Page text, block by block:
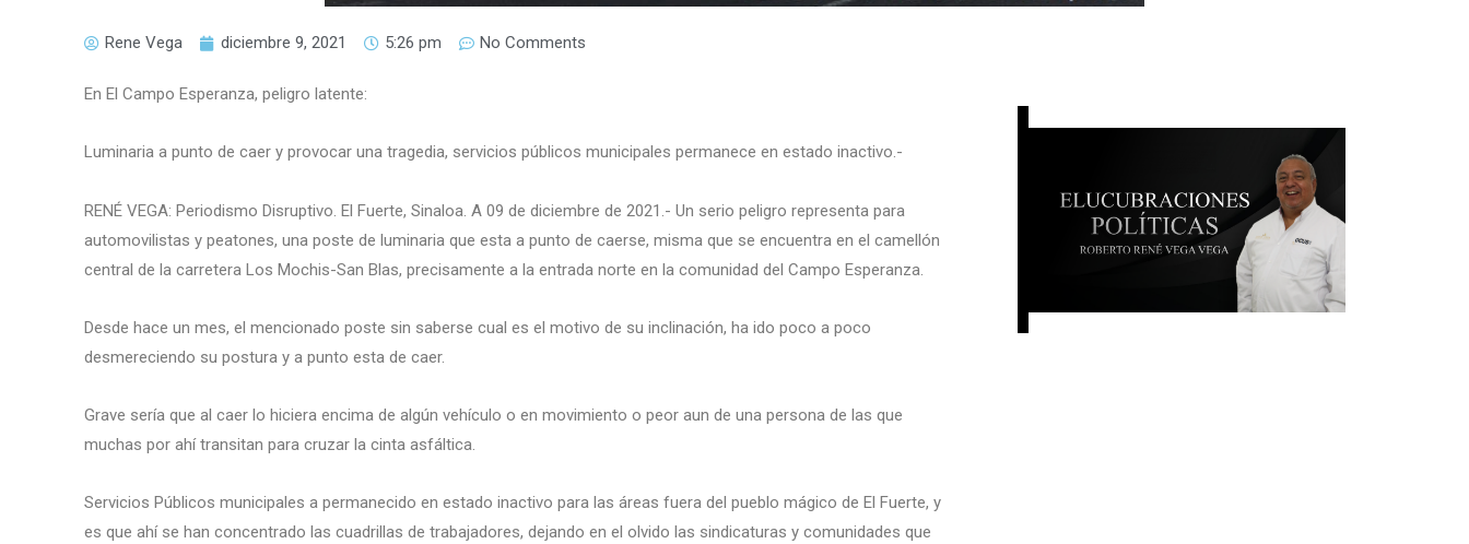
Rene Vega diciembre 9, 2021 5:26 pm No Comments
En El Campo Esperanza, peligro latente:
Luminaria a punto de caer y provocar una tragedia, servicios públicos municipales permanece en estado inactivo.-
RENÉ VEGA: Periodismo Disruptivo. El Fuerte, Sinaloa. A 09 de diciembre de 2021.- Un serio peligro representa para
automovilistas y peatones, una poste de luminaria que esta a punto de caerse, misma que se encuentra en el camellón
central de la carretera Los Mochis-San Blas, precisamente a la entrada norte en la comunidad del Campo Esperanza.
Desde hace un mes, el mencionado poste sin saberse cual es el motivo de su inclinación, ha ido poco a poco
desmereciendo su postura y a punto esta de caer.
Grave sería que al caer lo hiciera encima de algún vehículo o en movimiento o peor aun de una persona de las que
muchas por ahí transitan para cruzar la cinta asfáltica.
Servicios Públicos municipales a permanecido en estado inactivo para las áreas fuera del pueblo mágico de El Fuerte, y
es que ahí se han concentrado las cuadrillas de trabajadores, dejando en el olvido las sindicaturas y comunidades que